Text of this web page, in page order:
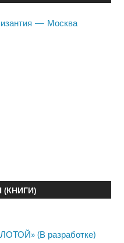
— Москва
(КНИГИ)
(В разработке)